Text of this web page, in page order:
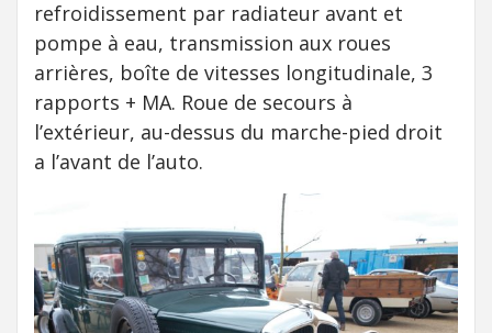
refroidissement par radiateur avant et
pompe à eau, transmission aux roues
arrières, boîte de vitesses longitudinale, 3
rapports + MA. Roue de secours à
l’extérieur, au-dessus du marche-pied droit
a l’avant de l’auto.